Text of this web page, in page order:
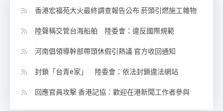
香港宏福苑大火最終調查報告公布 菸頭引燃施工雜物
陸聲稱交管台海船舶 陸委會：違反國際規範
河南倡領導幹部帶頭休假引熱議 官方收回通知
封鎖「台青e家」 陸委會：依法封鎖違法網站
回應官員攻擊 香港記協：歡迎在港新聞工作者參與